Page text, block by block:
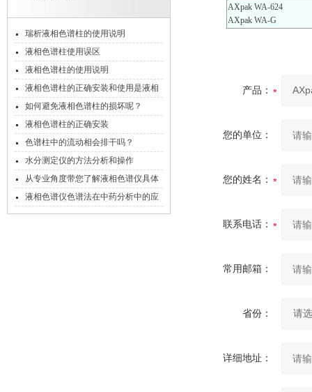
瑞析液相色谱柱的使用说明
液相色谱柱使用误区
液相色谱柱的使用说明
液相色谱柱的正确安装和使用是液相
色谱工作的关键
如何避免液相色谱柱的损坏呢？
液相色谱柱的正确安装
色谱柱中的流动相会排干吗？
水分测定仪的方法分析和操作
从专业角度带您了解液相色谱仪具体
操作步骤
液相色谱仪色谱法在中药分析中的应
用
AXpak WA-624
AXpak WA-G
产品：
您的单位：
您的姓名：
联系电话：
常用邮箱：
省份：
详细地址：